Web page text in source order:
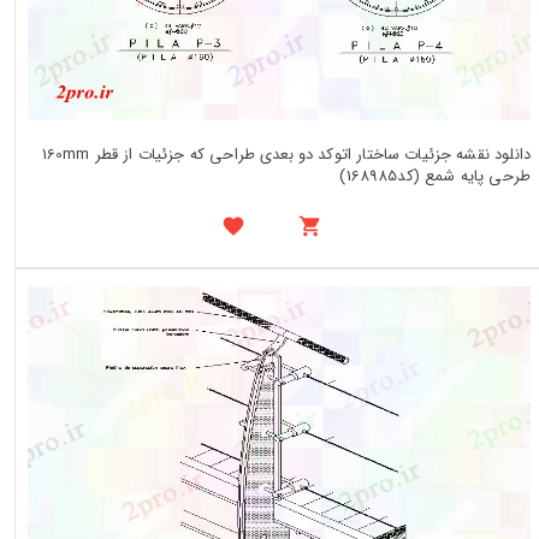
دانلود نقشه جزئیات ساختار اتوکد دو بعدی طراحی که جزئیات از قطر 160mm
طرحی پایه شمع (کد168985)